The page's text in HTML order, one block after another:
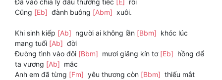
Đã vào chia ly dẫu thương tiếc [E] rồi
Cũng [Eb] đành buông [Abm] xuôi.
Khi sinh kiếp [Ab] người ai không lần [Bbm] khóc lúc
mang tuổi [Ab] đời
Đường tình vào đôi [Bbm] mươi giăng kín tơ [Eb] hồng để
ta vương [Ab] mắc
Anh em đã từng [Fm] yêu thương còn [Bbm] thiếu mắt